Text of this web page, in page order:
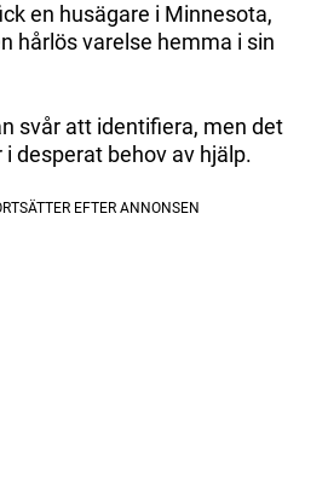
en husägare i Minnesota,
hårlös varelse hemma i sin
svår att identifiera, men det
desperat behov av hjälp.